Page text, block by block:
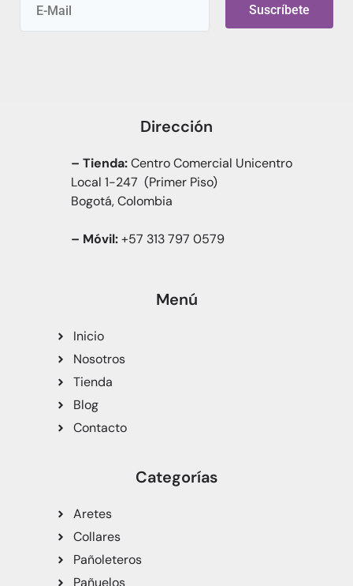
Suscríbete
Dirección
– Tienda:Centro Comercial Unicentro
Local 1-247 (Primer Piso)
Bogotá, Colombia
– Móvil:+57 313 797 0579
Menú
Inicio
Nosotros
Tienda
Blog
Contacto
Categorías
Aretes
Collares
Pañoleteros